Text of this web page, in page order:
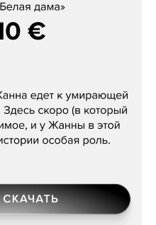
«Белая дама»